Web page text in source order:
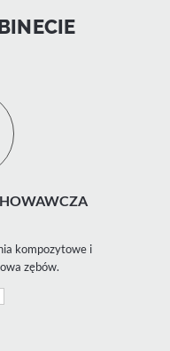
kompozytowe i
zębów.